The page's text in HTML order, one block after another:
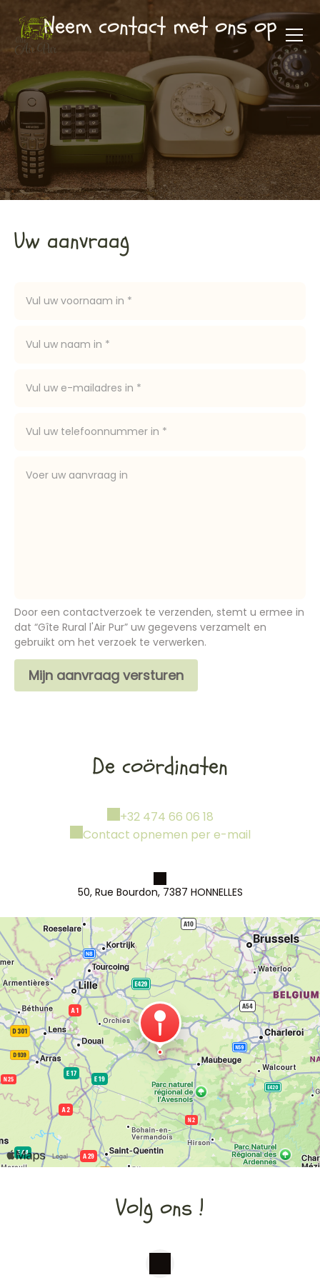
Neem contact met ons op
Uw aanvraag
Door een contactverzoek te verzenden, stemt u ermee in
dat “Gîte Rural l'Air Pur” uw gegevens verzamelt en
gebruikt om het verzoek te verwerken.
De coördinaten
+32 474 66 06 18
Contact opnemen per e-mail
50, Rue Bourdon, 7387 HONNELLES
Volg ons !